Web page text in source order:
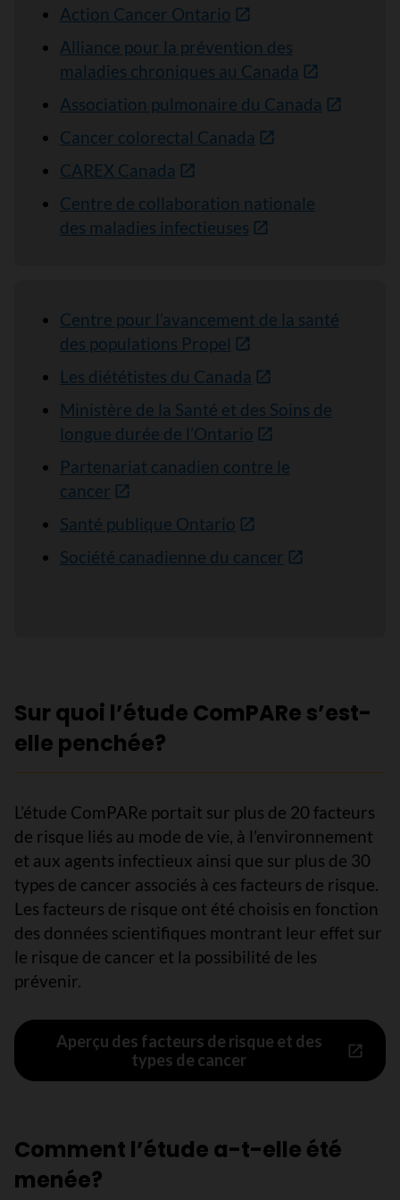
Action Cancer Ontario
Alliance pour la prévention des
maladies chroniques au Canada
Association pulmonaire du Canada
Cancer colorectal Canada
CAREX Canada
Centre de collaboration nationale
des maladies infectieuses
Centre pour l’avancement de la santé
des populations Propel
Les diététistes du Canada
Ministère de la Santé et des Soins de
longue durée de l’Ontario
Partenariat canadien contre le
cancer
Santé publique Ontario
Société canadienne du cancer
Sur quoi l’étude ComPARe s’est-
elle penchée?
L’étude ComPARe portait sur plus de 20 facteurs
de risque liés au mode de vie, à l’environnement
et aux agents infectieux ainsi que sur plus de 30
types de cancer associés à ces facteurs de risque.
Les facteurs de risque ont été choisis en fonction
des données scientifiques montrant leur effet sur
le risque de cancer et la possibilité de les
prévenir.
Aperçu des facteurs de risque et des
types de cancer
Comment l’étude a-t-elle été
menée?